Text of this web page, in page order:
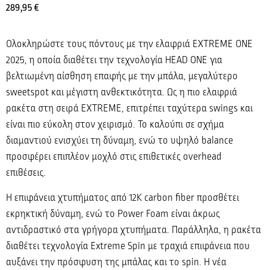
289,95€
Ολοκληρώστε τους πόντους με την ελαφριά EXTREME ONE
2025, η οποία διαθέτει την τεχνολογία HEAD ONE για
βελτιωμένη αίσθηση επαφής με την μπάλα, μεγαλύτερο
sweetspot και μέγιστη ανθεκτικότητα. Ως η πιο ελαφριά
ρακέτα στη σειρά EXTREME, επιτρέπει ταχύτερα swings και
είναι πιο εύκολη στον χειρισμό. Το καλούπι σε σχήμα
διαμαντιού ενισχύει τη δύναμη, ενώ το υψηλό balance
προσφέρει επιπλέον μοχλό στις επιθετικές overhead
επιθέσεις.
Η επιφάνεια χτυπήματος από 12K carbon fiber προσθέτει
εκρηκτική δύναμη, ενώ το Power Foam είναι άκρως
αντιδραστικό στα γρήγορα χτυπήματα. Παράλληλα, η ρακέτα
διαθέτει τεχνολογία Extreme Spin με τραχιά επιφάνεια που
αυξάνει την πρόσφυση της μπάλας και το spin. Η νέα